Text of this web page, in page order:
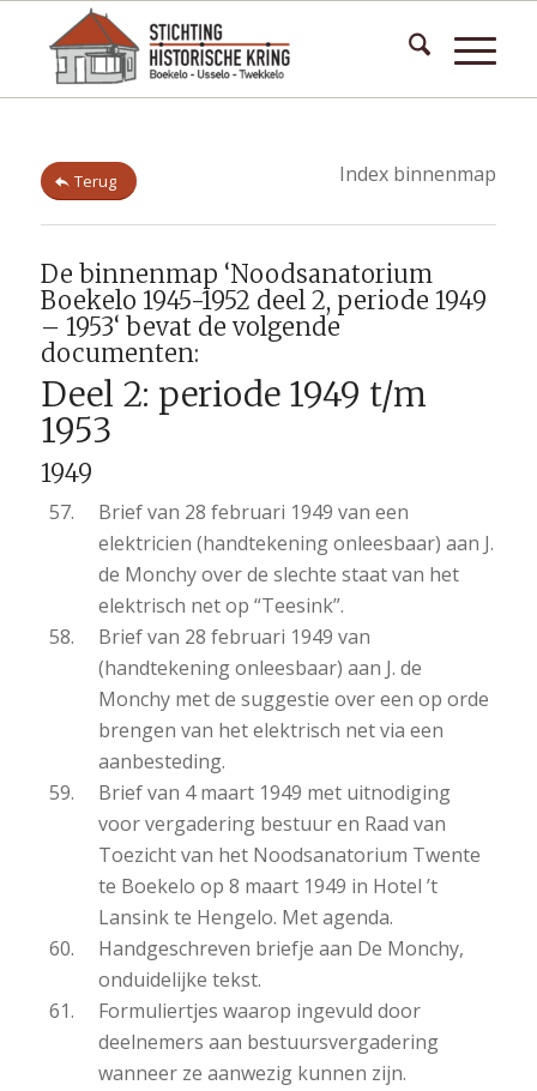
Terug Index binnenmap
De binnenmap ‘Noodsanatorium
Boekelo 1945-1952 deel 2, periode 1949
– 1953‘ bevat de volgende
documenten:
Deel 2: periode 1949 t/m
1953
1949
Brief van 28 februari 1949 van een
elektricien (handtekening onleesbaar) aan J.
de Monchy over de slechte staat van het
elektrisch net op “Teesink”.
Brief van 28 februari 1949 van
(handtekening onleesbaar) aan J. de
Monchy met de suggestie over een op orde
brengen van het elektrisch net via een
aanbesteding.
Brief van 4 maart 1949 met uitnodiging
voor vergadering bestuur en Raad van
Toezicht van het Noodsanatorium Twente
te Boekelo op 8 maart 1949 in Hotel ’t
Lansink te Hengelo. Met agenda.
Handgeschreven briefje aan De Monchy,
onduidelijke tekst.
Formuliertjes waarop ingevuld door
deelnemers aan bestuursvergadering
wanneer ze aanwezig kunnen zijn.